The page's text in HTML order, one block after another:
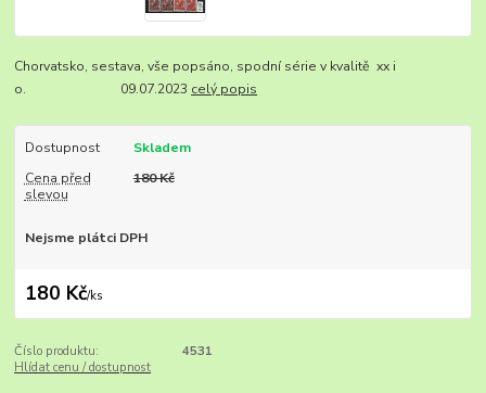
Chorvatsko, sestava, vše popsáno, spodní série v kvalitě xx i
o. 09.07.2023 celý popis
Dostupnost
Skladem
Cena před
slevou
180 Kč
Nejsme plátci DPH
180 Kč/ks
Číslo produktu:
4531
Hlídat cenu / dostupnost